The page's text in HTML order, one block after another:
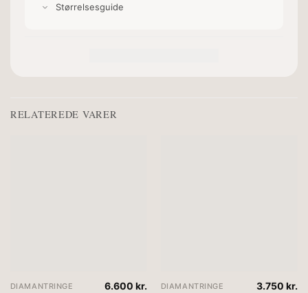
Størrelsesguide
RELATEREDE VARER
DIAMANTRINGE 6.600kr. DIAMANTRINGE 3.750kr.